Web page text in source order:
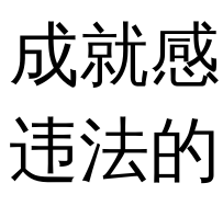
成就
违法